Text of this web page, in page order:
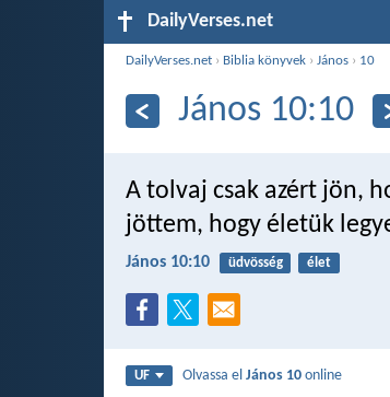
DailyVerses.net
DailyVerses.net › Biblia könyvek ›János › 10
János 10:10
A tolvaj csak azért jön,
jöttem, hogy életük
János 10:10 üdvösség élet
UF Olvassa elJános 10 online